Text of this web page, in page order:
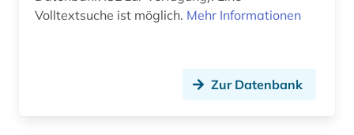
Volltextsuche ist möglich. Mehr Informationen
Zur Datenbank